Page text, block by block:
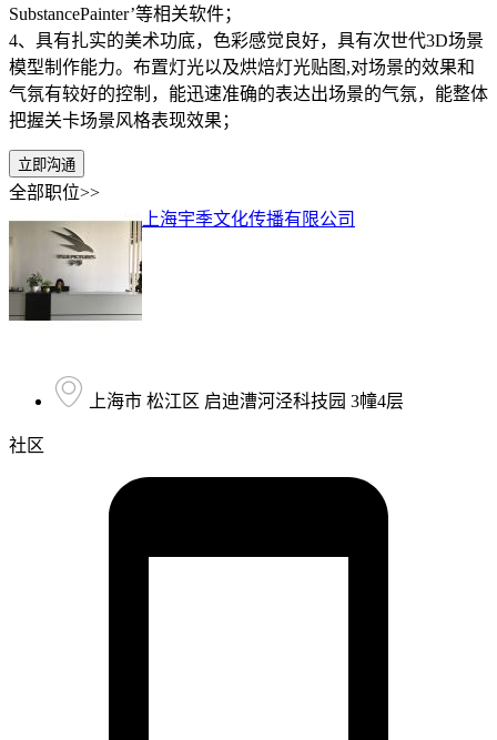
SubstancePainter’等相关软件；
4、具有扎实的美术功底，色彩感觉良好，具有次世代3D场景
模型制作能力。布置灯光以及烘焙灯光贴图,对场景的效果和
气氛有较好的控制，能迅速准确的表达出场景的气氛，能整体
把握关卡场景风格表现效果；
立即沟通
全部职位>>
上海宇季文化传播有限公司
上海市 松江区 启迪漕河泾科技园 3幢4层
社区